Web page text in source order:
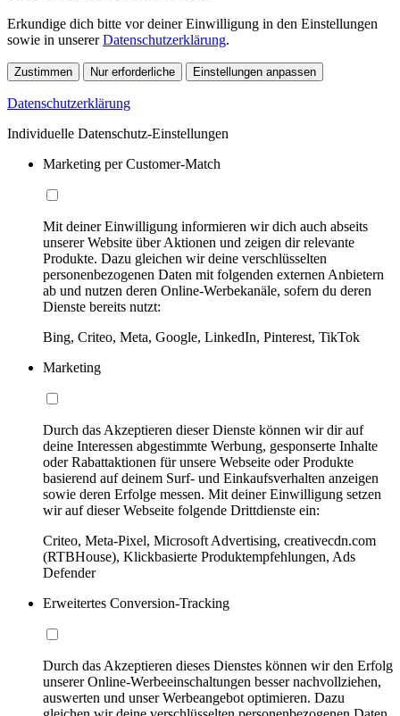
Erkundige dich bitte vor deiner Einwilligung in den Einstellungen
sowie in unsererDatenschutzerklärung.
Zustimmen Nur erforderliche Einstellungen anpassen
Datenschutzerklärung
Individuelle Datenschutz-Einstellungen
Marketing per Customer-Match
Mit deiner Einwilligung informieren wir dich auch abseits
unserer Website über Aktionen und zeigen dir relevante
Produkte. Dazu gleichen wir deine verschlüsselten
personenbezogenen Daten mit folgenden externen Anbietern
ab und nutzen deren Online-Werbekanäle, sofern du deren
Dienste bereits nutzt:
Bing, Criteo, Meta, Google, LinkedIn, Pinterest, TikTok
Marketing
Durch das Akzeptieren dieser Dienste können wir dir auf
deine Interessen abgestimmte Werbung, gesponserte Inhalte
oder Rabattaktionen für unsere Webseite oder Produkte
basierend auf deinem Surf- und Einkaufsverhalten anzeigen
sowie deren Erfolge messen. Mit deiner Einwilligung setzen
wir auf dieser Webseite folgende Drittdienste ein:
Criteo, Meta-Pixel, Microsoft Advertising, creativecdn.com
(RTBHouse), Klickbasierte Produktempfehlungen, Ads
Defender
Erweitertes Conversion-Tracking
Durch das Akzeptieren dieses Dienstes können wir den Erfolg
unserer Online-Werbeeinschaltungen besser nachvollziehen,
auswerten und unser Werbeangebot optimieren. Dazu